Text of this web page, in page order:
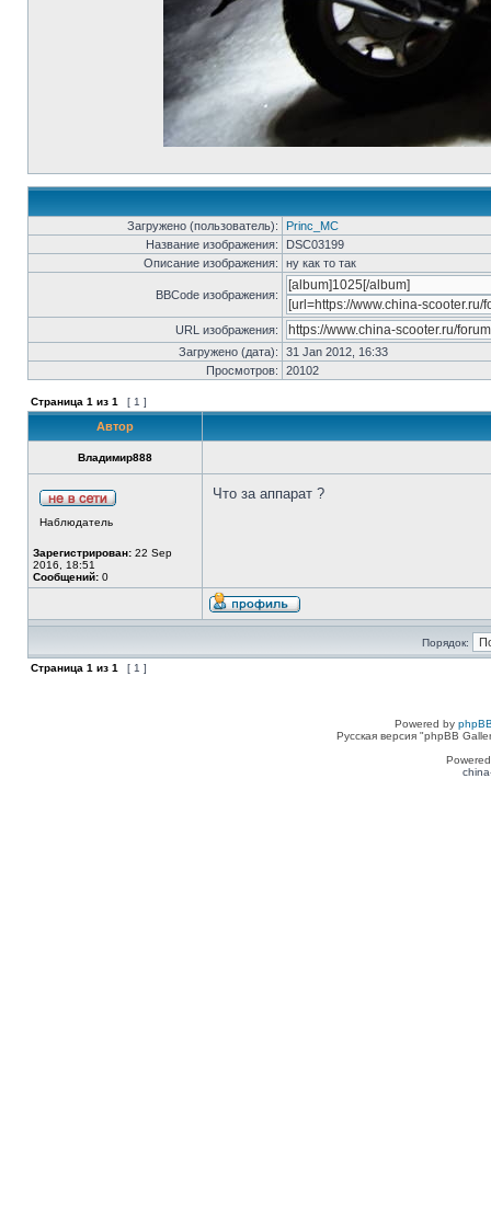
Загружено (пользователь):
Princ_MC
Название изображения:
DSC03199
Описание изображения:
ну как то так
BBCode изображения:
URL изображения:
Загружено (дата):
31 Jan 2012, 16:33
Просмотров:
20102
Страница 1 из 1 [ 1 ]
Автор
Владимир888
Наблюдатель
Зарегистрирован: 22 Sep
2016, 18:51
Сообщений: 0
Что за аппарат ?
Порядок:
Страница 1 из 1 [ 1 ]
Powered by
Русская версия "phpBB